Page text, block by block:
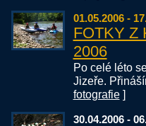
01.05.2006 -
FOTKY Z
2006
Po celé léto
Jizeře.
fotografie]
30.04.2006 -